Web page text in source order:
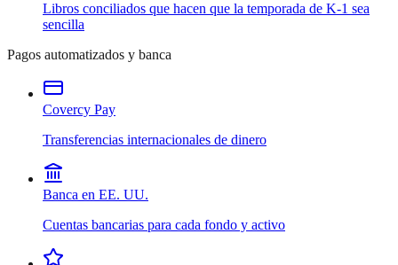
Libros conciliados que hacen que la temporada de K-1 sea
sencilla
Pagos automatizados y banca
Covercy Pay
Transferencias internacionales de dinero
Banca en EE. UU.
Cuentas bancarias para cada fondo y activo